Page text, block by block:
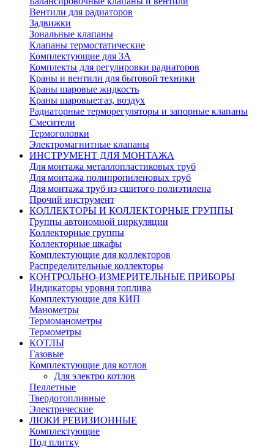
Вентили для радиаторов
Задвижки
Зональные клапаны
Клапаны термостатические
Комплектующие для ЗА
Комплекты для регулировки радиаторов
Краны и вентили для бытовой техники
Краны шаровые жидкость
Краны шаровые:газ, воздух
Радиаторные терморегуляторы и запорные клапаны
Смесители
Термоголовки
Электромагнитные клапаны
ИНСТРУМЕНТ ДЛЯ МОНТАЖА
Для монтажа металлопластиковых труб
Для монтажа полипропиленовых труб
Для монтажа труб из сшитого полиэтилена
Прочий инструмент
КОЛЛЕКТОРЫ И КОЛЛЕКТОРНЫЕ ГРУППЫ
Группы автономной циркуляции
Коллекторные группы
Коллекторные шкафы
Комплектующие для коллекторов
Распределительные коллекторы
КОНТРОЛЬНО-ИЗМЕРИТЕЛЬНЫЕ ПРИБОРЫ
Индикаторы уровня топлива
Комплектующие для КИП
Манометры
Термоманометры
Термометры
КОТЛЫ
Газовые
Комплектующие для котлов
Для электро котлов
Пеллетные
Твердотопливные
Электрические
ЛЮКИ РЕВИЗИОННЫЕ
Комплектующие
Под плитку